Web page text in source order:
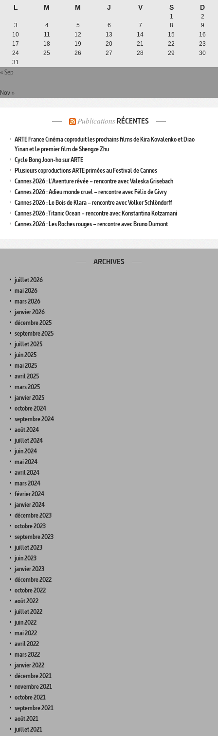
L M M J V S D
1
2
3
4 5 6 7 8
9
10
11 12 13 14 15
16
17
18 19 20 21 22
23
24
25 26 27 28 29
30
31
« Sep
Nov »
Publications RÉCENTES
ARTE France Cinéma coproduit les prochains films de Kira Kovalenko et Diao
Yinan et le premier film de Shengze Zhu
Cycle Bong Joon-ho sur ARTE
Plusieurs coproductions ARTE primées au Festival de Cannes
Cannes 2026 : L’Aventure rêvée – rencontre avec Valeska Grisebach
Cannes 2026 : Adieu monde cruel – rencontre avec Félix de Givry
Cannes 2026 : Le Bois de Klara – rencontre avec Volker Schlöndorff
Cannes 2026 : Titanic Ocean – rencontre avec Konstantina Kotzamani
Cannes 2026 : Les Roches rouges – rencontre avec Bruno Dumont
ARCHIVES
juillet 2026
mai 2026
mars 2026
janvier 2026
décembre 2025
septembre 2025
juillet 2025
juin 2025
mai 2025
avril 2025
mars 2025
janvier 2025
octobre 2024
septembre 2024
août 2024
juillet 2024
juin 2024
mai 2024
avril 2024
mars 2024
février 2024
janvier 2024
décembre 2023
octobre 2023
septembre 2023
juillet 2023
juin 2023
janvier 2023
décembre 2022
octobre 2022
août 2022
juillet 2022
juin 2022
mai 2022
avril 2022
mars 2022
janvier 2022
décembre 2021
novembre 2021
octobre 2021
septembre 2021
août 2021
juillet 2021